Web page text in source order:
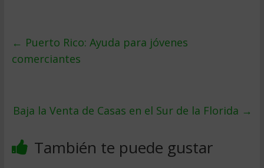
← Puerto Rico: Ayuda para jóvenes
comerciantes
Baja la Venta de Casas en el Sur de la Florida →
También te puede gustar